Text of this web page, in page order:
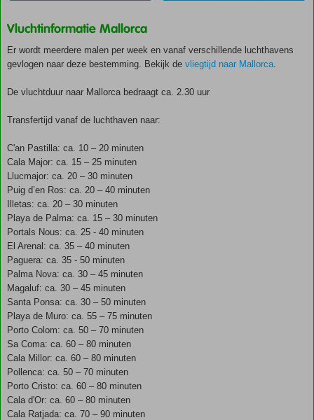
Vluchtinformatie Mallorca
Er wordt meerdere malen per week en vanaf verschillende luchthavens
gevlogen naar deze bestemming. Bekijk de vliegtijd naar Mallorca.
De vluchtduur naar Mallorca bedraagt ca. 2.30 uur
Transfertijd vanaf de luchthaven naar:
C'an Pastilla: ca. 10 – 20 minuten
Cala Major: ca. 15 – 25 minuten
Llucmajor: ca. 20 – 30 minuten
Puig d’en Ros: ca. 20 – 40 minuten
Illetas: ca. 20 – 30 minuten
Playa de Palma: ca. 15 – 30 minuten
Portals Nous: ca. 25 - 40 minuten
El Arenal: ca. 35 – 40 minuten
Paguera: ca. 35 - 50 minuten
Palma Nova: ca. 30 – 45 minuten
Magaluf: ca. 30 – 45 minuten
Santa Ponsa: ca. 30 – 50 minuten
Playa de Muro: ca. 55 – 75 minuten
Porto Colom: ca. 50 – 70 minuten
Sa Coma: ca. 60 – 80 minuten
Cala Millor: ca. 60 – 80 minuten
Pollenca: ca. 50 – 70 minuten
Porto Cristo: ca. 60 – 80 minuten
Cala d'Or: ca. 60 – 80 minuten
Cala Ratjada: ca. 70 – 90 minuten